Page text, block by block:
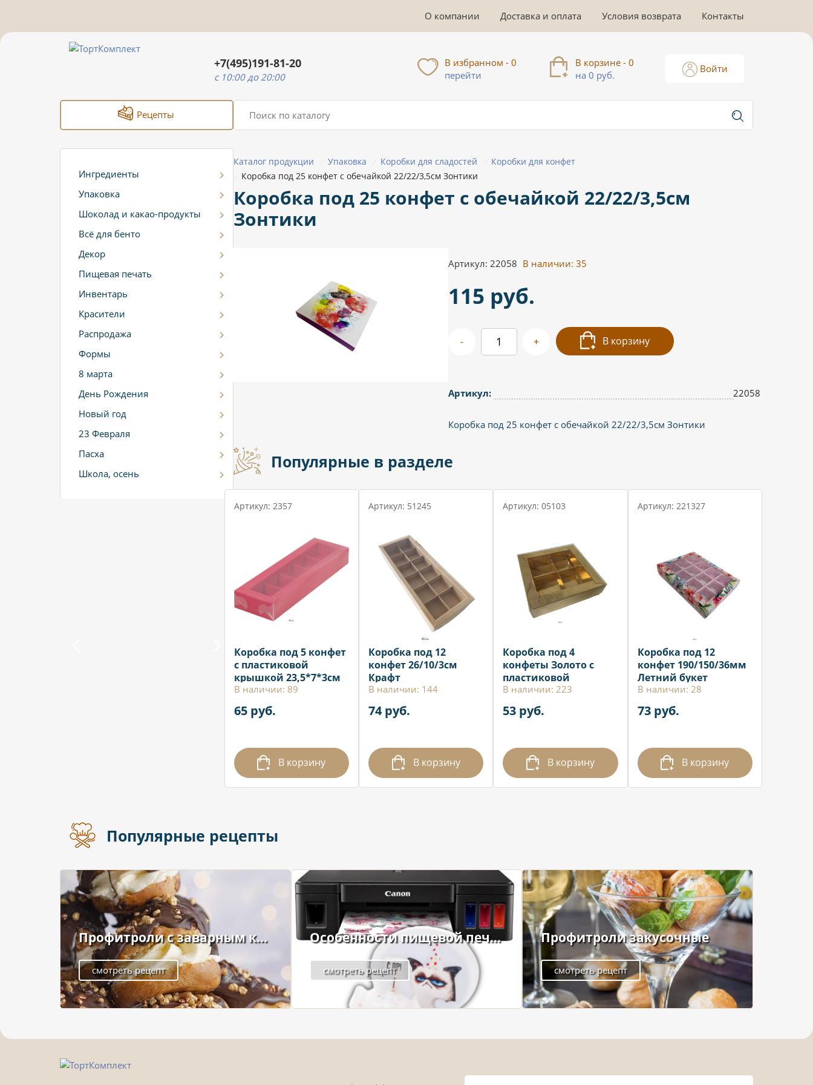
О компании Доставка и оплата Условия возврата Контакты
+7(495)191-81-20
c 10:00 до 20:00
В избранном - 0
перейти
В корзине - 0
на 0 руб.
Войти
Рецепты
Ингредиенты
Упаковка
Шоколад и какао-продукты
Всё для бенто
Декор
Пищевая печать
Инвентарь
Красители
Распродажа
Формы
8 марта
День Рождения
Новый год
23 Февраля
Пасха
Школа, осень
Каталог продукции Упаковка Коробки для сладостей Коробки для конфет
Коробка под 25 конфет с обечайкой 22/22/3,5см Зонтики
Коробка под 25 конфет с обечайкой 22/22/3,5см
Зонтики
Артикул: 22058 В наличии:35
115 руб.
- + В корзину
Артикул: 22058
Коробка под 25 конфет с обечайкой 22/22/3,5см Зонтики
Популярные в разделе
Артикул: 2357
Коробка под 5 конфет
с пластиковой
крышкой 23,5*7*3см
Красная
В наличии: 89
65 руб.
В корзину
Артикул: 51245
Коробка под 12
конфет 26/10/3см
Крафт
В наличии: 144
74 руб.
В корзину
Артикул: 05103
Коробка под 4
конфеты Золото с
пластиковой
крышкой 12*12*3см
В наличии: 223
53 руб.
В корзину
Артикул: 221327
Коробка под 12
конфет 190/150/36мм
Летний букет
В наличии: 28
73 руб.
В корзину
Популярные рецепты
Профитроли с заварным к...
смотреть рецепт
Особенности пищевой печ...
смотреть рецепт
Профитроли закусочные
смотреть рецепт